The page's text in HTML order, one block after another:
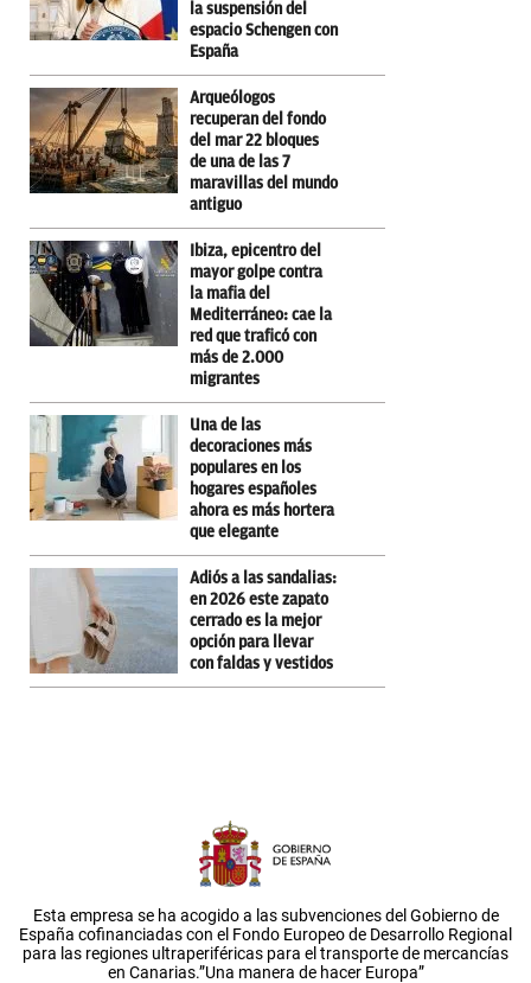
la suspensión del
espacio Schengen con
España
Arqueólogos
recuperan del fondo
del mar 22 bloques
de una de las 7
maravillas del mundo
antiguo
Ibiza, epicentro del
mayor golpe contra
la mafia del
Mediterráneo: cae la
red que traficó con
más de 2.000
migrantes
Una de las
decoraciones más
populares en los
hogares españoles
ahora es más hortera
que elegante
Adiós a las sandalias:
en 2026 este zapato
cerrado es la mejor
opción para llevar
con faldas y vestidos
Esta empresa se ha acogido a las subvenciones del Gobierno de
España cofinanciadas con el Fondo Europeo de Desarrollo Regional
para las regiones ultraperiféricas para el transporte de mercancías
en Canarias.”Una manera de hacer Europa”